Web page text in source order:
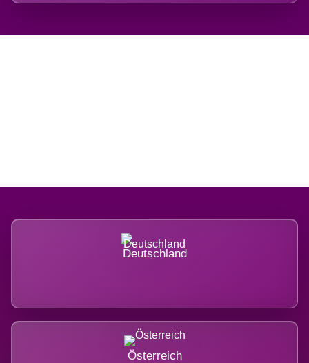
Deutschland
Österreich